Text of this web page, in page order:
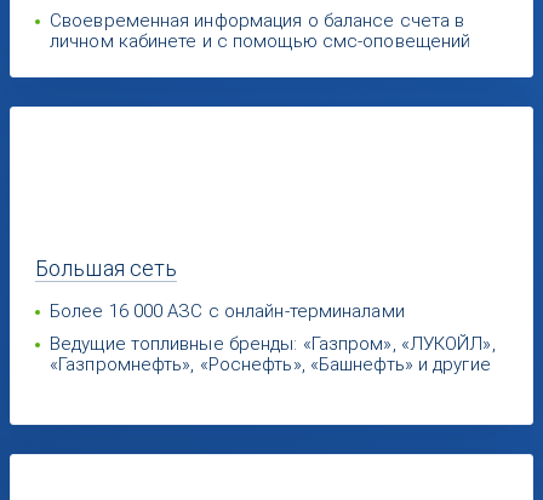
Своевременная информация о балансе счета в
личном кабинете и с помощью смс-оповещений
Большая сеть
Более 16 000 АЗС с онлайн-терминалами
Ведущие топливные бренды: «Газпром», «ЛУКОЙЛ»,
«Газпромнефть», «Роснефть», «Башнефть» и другие